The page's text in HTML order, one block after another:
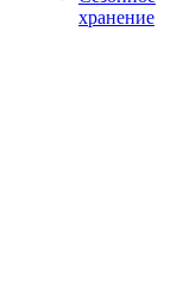
хранение